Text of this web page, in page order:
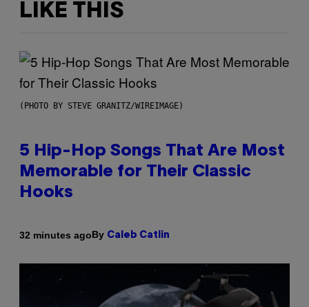
LIKE THIS
(PHOTO BY STEVE GRANITZ/WIREIMAGE)
5 Hip-Hop Songs That Are Most
Memorable for Their Classic
Hooks
32 minutes agoBy Caleb Catlin